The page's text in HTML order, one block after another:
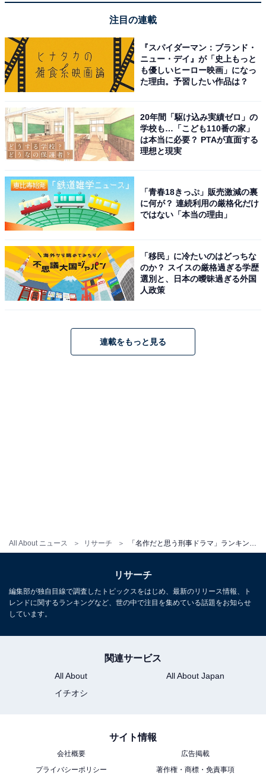
All About ニュース リサーチ
歳男性）」「社会派的な話もあり、クスッと笑える話も
あり、また考えさせられる内容だったりと、飽きないか
ら（45歳女性）」など、20年以上も続くロングヒット作
でありながら“ハズレの回がない”との声もありました。
第1位：『古畑任三郎』
た。三谷幸喜さんが脚本を手掛ける1話完結型のサスペ
ンスドラマシリーズ。卓越した推理力で完全犯罪を暴く
らしいキャスティングなので（39歳男性）」「刑事だけ
でなく、犯人にもスポットを当てている点が面白い。毎
回、犯人役の俳優も豪華で見応えがある（41歳女性）」
など、ひょうひょうと事件を解決していく独特なキャラ
クターの古畑任三郎をはじめ、犯人役のキャスティング
も見応えがあったとの声がありました。
＞25位までの全ランキング結果を見る
【おすすめ記事】
注目の連載
『スパイダーマン：ブランド・
ニュー・デイ』が「史上もっと
も優しいヒーロー映画」になっ
た理由。予習したい作品は？
20年間「駆け込み実績ゼロ」の
学校も…「こども110番の家」
は本当に必要？ PTAが直面する
理想と現実
「青春18きっぷ」販売激減の裏
に何が？ 連続利用の厳格化だけ
ではない「本当の理由」
「移民」に冷たいのはどっちな
のか？ スイスの厳格過ぎる学歴
選別と、日本の曖昧過ぎる外国
人政策
連載をもっと見る
リサーチ
編集部が独自目線で調査したトピックスをはじめ、最新のリリース情報、ト
レンドに関するランキングなど、世の中で注目を集めている話題をお知らせ
しています。
関連サービス
All About
All About Japan
イチオシ
サイト情報
会社概要
広告掲載
プライバシーポリシー
著作権・商標・免責事項